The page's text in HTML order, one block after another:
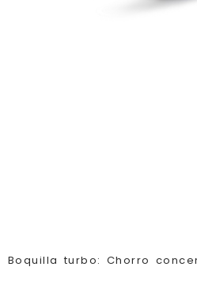
Boquilla turbo: Chorro